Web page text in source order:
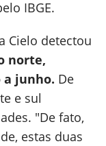
IBGE.
Cielo detectou
norte,
a junho. De
e sul
"De fato,
estas duas